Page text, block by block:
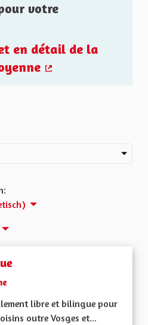
votre
en détail de la
libre et bilingue pour
outre Vosges et...